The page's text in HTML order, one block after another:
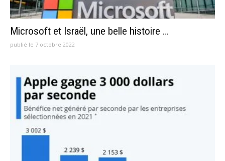
Microsoft et Israël, une belle histoire …
publié le 7 octobre 2022